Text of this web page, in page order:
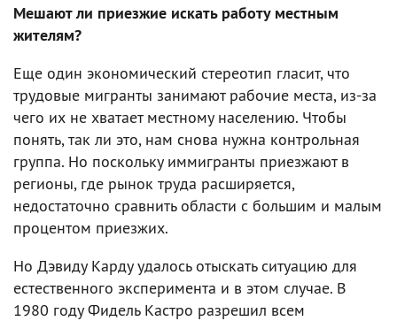
Мешают ли приезжие искать работу местным
жителям?
Еще один экономический стереотип гласит, что
трудовые мигранты занимают рабочие места, из-за
чего их не хватает местному населению. Чтобы
понять, так ли это, нам снова нужна контрольная
группа. Но поскольку иммигранты приезжают в
регионы, где рынок труда расширяется,
недостаточно сравнить области с большим и малым
процентом приезжих.
Но Дэвиду Карду удалось отыскать ситуацию для
естественного эксперимента и в этом случае. В
1980 году Фидель Кастро разрешил всем